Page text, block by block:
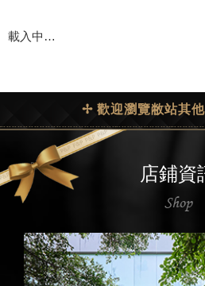
載入中…
✢ 歡迎瀏覽敝站其
店鋪資
Shop